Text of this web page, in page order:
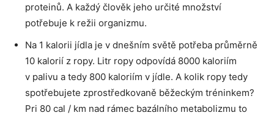
proteinů. A každý člověk jeho určité množství
potřebuje k režii organizmu.
Na 1 kalorii jídla je v dnešním světě potřeba průměrně
10 kalorií z ropy. Litr ropy odpovídá 8000 kaloriím
v palivu a tedy 800 kaloriím v jídle. A kolik ropy tedy
spotřebujete zprostředkovaně běžeckým tréninkem?
Pri 80 cal / km nad rámec bazálního metabolizmu to